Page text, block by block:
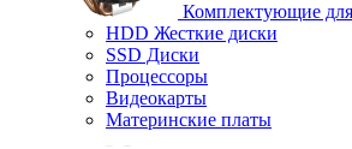
Комплектующие
HDD Жесткие диски
SSD Диски
Процессоры
Видеокарты
Материнские платы